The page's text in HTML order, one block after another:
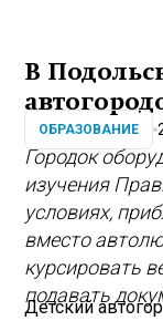
В
ОБРАЗОВАНИЕ
Городок
изучения
условиях,
вместо
курсировать
подавать
Детский